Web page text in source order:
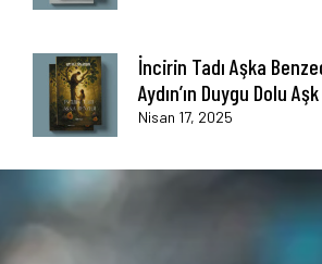
İncirin Tadı Aşka
Aydın’ın Duygu Dolu
Nisan 17, 2025